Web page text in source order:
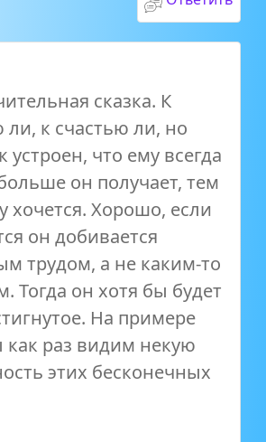
сказка. К
к счастью ли, но
устроен, что ему всегда
он получает, тем
хочется. Хорошо, если
он добивается
трудом, а не каким-то
Тогда он хотя бы будет
На примере
как раз видим некую
этих бесконечных